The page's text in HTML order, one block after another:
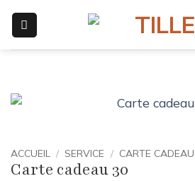
contenu
ACCUEIL / SERVICE / CARTE CADEAU
Carte cadeau 30